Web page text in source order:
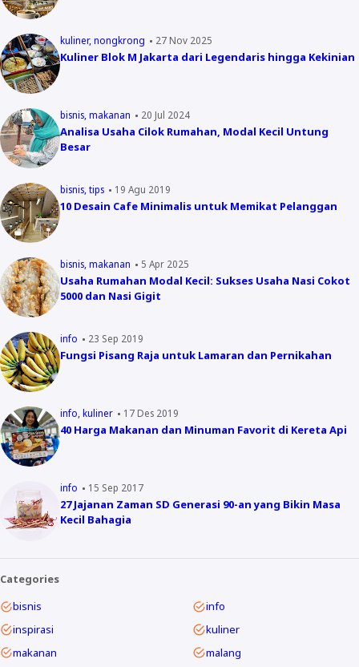
kuliner nongkrong 27 Nov 2025
Kuliner Blok M Jakarta dari Legendaris hingga Kekinian
bisnis makanan 20 Jul 2024
Analisa Usaha Cilok Rumahan, Modal Kecil Untung
Besar
bisnis tips 19 Agu 2019
10 Desain Cafe Minimalis untuk Memikat Pelanggan
bisnis makanan 5 Apr 2025
Usaha Rumahan Modal Kecil: Sukses Usaha Nasi Cokot
5000 dan Nasi Gigit
info 23 Sep 2019
Fungsi Pisang Raja untuk Lamaran dan Pernikahan
info kuliner 17 Des 2019
40 Harga Makanan dan Minuman Favorit di Kereta Api
info 15 Sep 2017
27 Jajanan Zaman SD Generasi 90-an yang Bikin Masa
Kecil Bahagia
Categories
bisnis
info
inspirasi
kuliner
makanan
malang